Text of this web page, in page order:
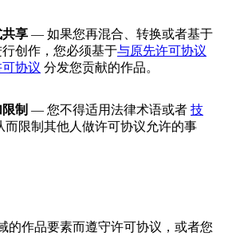
享 — 如果您再混合、转换或者基于
创作，您必须基于与原先许可协议
协议 分发您贡献的作品。
制 — 您不得适用法律术语或者 技
而限制其他人做许可协议允许的事
的作品要素而遵守许可协议，或者您